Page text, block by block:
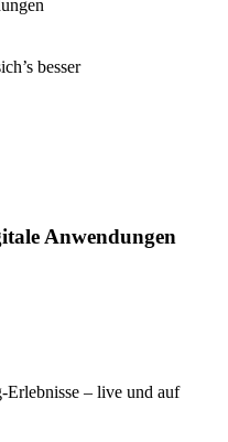
besser
Anwendungen
Erlebnisse – live und auf